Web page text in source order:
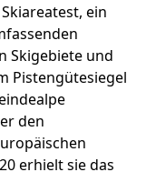
ein
Skigebiete und
Pistengütesiegel
den
erhielt sie das